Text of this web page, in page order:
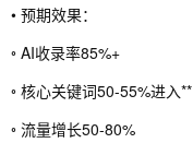
• 预期效果：
◦ AI收录率85%+
◦ 核心关键词50-55%进入**
◦ 流量增长50-80%